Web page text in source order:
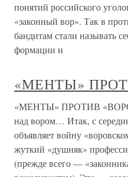
понятий российского
«законный вор». Так в
бандитам стали называть
формации и
«МЕНТЫ»
«МЕНТЫ» ПРОТИВ
над вором… Итак, с
объявляет войну
жуткий «душняк»
(прежде всего —